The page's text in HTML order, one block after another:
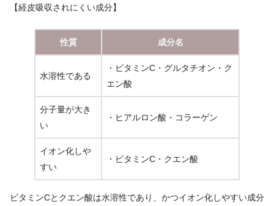
【経皮吸収されにくい成分】
性質 成分名
水溶性である
・ビタミンC・グルタチオン・ク
エン酸
分子量が大き
い
・ヒアルロン酸・コラーゲン
イオン化しや
すい
・ビタミンC・クエン酸
ビタミンCとクエン酸は水溶性であり、かつイオン化しやすい成分